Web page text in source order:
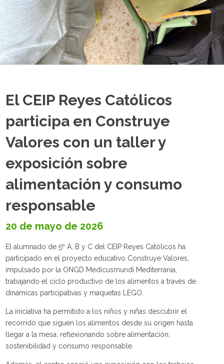
El CEIP Reyes Católicos
participa en Construye
Valores con un taller y
exposición sobre
alimentación y consumo
responsable
20 de mayo de 2026
El alumnado de 5º A, B y C del CEIP Reyes Católicos ha
participado en el proyecto educativo Construye Valores,
impulsado por la ONGD Medicusmundi Mediterrània,
trabajando el ciclo productivo de los alimentos a través de
dinámicas participativas y maquetas LEGO.
La iniciativa ha permitido a los niños y niñas descubrir el
recorrido que siguen los alimentos desde su origen hasta
llegar a la mesa, reflexionando sobre alimentación,
sostenibilidad y consumo responsable.